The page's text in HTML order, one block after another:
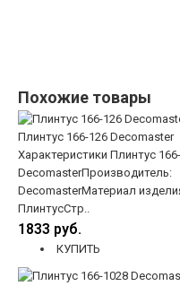
Похожие товары
Плинтус 166-126 Decomaster
Характеристики Плинтус
DecomasterПроизводитель:
DecomasterМатериал
ПлинтусСтр..
1833 руб.
КУПИТЬ